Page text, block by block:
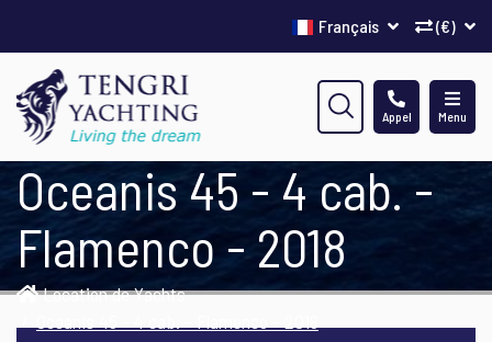
(€)
Français
Menu
Appel
Oceanis 45 - 4 cab. -
Flamenco - 2018
Location de Yachts